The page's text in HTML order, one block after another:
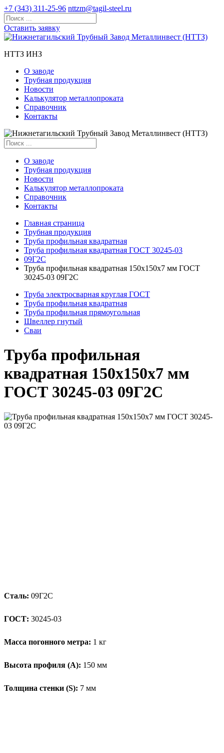
+7 (343) 311-25-96 nttzm@tagil-steel.ru
Оставить заявку
НТТЗ ИНЗ
О заводе
Трубная продукция
Новости
Калькулятор металлопроката
Справочник
Контакты
О заводе
Трубная продукция
Новости
Калькулятор металлопроката
Справочник
Контакты
Главная страница
Трубная продукция
Труба профильная квадратная
Труба профильная квадратная ГОСТ 30245-03
09Г2С
Труба профильная квадратная 150x150x7 мм ГОСТ
30245-03 09Г2С
Труба электросварная круглая ГОСТ
Труба профильная квадратная
Труба профильная прямоугольная
Швеллер гнутый
Сваи
Труба профильная
квадратная 150x150x7 мм
ГОСТ 30245-03 09Г2С
Сталь: 09Г2С
ГОСТ: 30245-03
Масса погонного метра: 1 кг
Высота профиля (А): 150 мм
Толщина стенки (S): 7 мм